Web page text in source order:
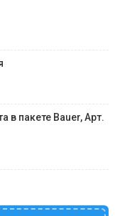
в пакете Bauer, Арт.